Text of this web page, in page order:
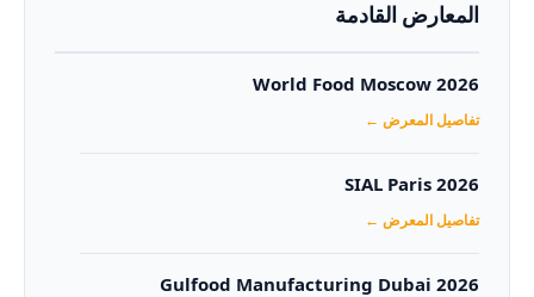
المعارض القادمة
World Food Moscow 2026
تفاصيل المعرض ←
SIAL Paris 2026
تفاصيل المعرض ←
Gulfood Manufacturing Dubai 2026‏